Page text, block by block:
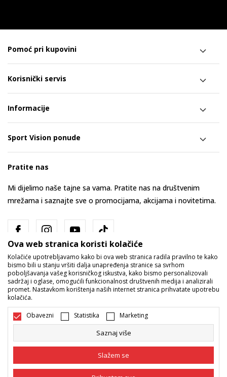
Pomoć pri kupovini
Korisnički servis
Informacije
Sport Vision ponude
Pratite nas
Mi dijelimo naše tajne sa vama. Pratite nas na društvenim
mrežama i saznajte sve o promocijama, akcijama i novitetima.
Bosna i Hercegovina Promijenite
Nastojimo da budemo što precizniji u opisu proizvoda, prikazu slika i
Ova web stranica koristi kolačiće
Kolačiće upotrebljavamo kako bi ova web stranica radila pravilno te kako
bismo bili u stanju vršiti dalja unapređenja stranice sa svrhom
poboljšavanja vašeg korisničkog iskustva, kako bismo personalizovali
sadržaj i oglase, omogućili funkcionalnost društvenih medija i analizirali
promet. Nastavkom korištenja naših internet stranica prihvatate upotrebu
kolačića.
Obavezni Statistika Marketing
Saznaj više
Slažem se